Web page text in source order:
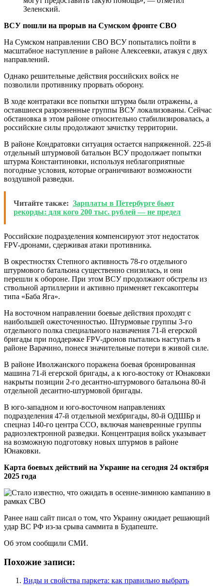
Зеленский.
ВСУ пошли на прорыв на Сумском фронте СВО
На Сумском направлении СВО ВСУ попытались пойти в
масштабное наступление в районе Алексеевки, атакуя с двух
направлений.
Однако решительные действия российских войск не
позволили противнику прорвать оборону.
В ходе контратаки все попытки штурма были отражены, а
оставшиеся разрозненные группы ВСУ локализованы. Сейчас
обстановка в этом районе относительно стабилизировалась, а
российские силы продолжают зачистку территории.
В районе Кондратовки ситуация остается напряженной. 225-й
отдельный штурмовой батальон ВСУ продолжает попытки
штурма Константиновки, используя неблагоприятные
погодные условия, которые ограничивают возможности
воздушной разведки.
Читайте также: Зарплаты в Петербурге бьют
рекорды: для кого 200 тыс. рублей — не предел
Российские подразделения компенсируют этот недостаток
FPV-дронами, сдерживая атаки противника.
В окрестностях Степного активность 78-го отдельного
штурмового батальона существенно снизилась, и они
перешли к обороне. При этом ВСУ продолжают обстрелы из
ствольной артиллерии и активно применяет гексакоптеры
типа «Баба Яга».
На восточном направлении боевые действия проходят с
наибольшей ожесточенностью. Штурмовые группы 3-го
отдельного полка специального назначения 71-й егерской
бригады при поддержке FPV-дронов пытались наступать в
районе Варачино, понеся значительные потери в живой силе.
В районе Иволжанского поражена боевая бронированная
машина 71-й егерской бригады, а к юго-востоку от Юнаковки
накрыты позиции 2-го десантно-штурмового батальона 80-й
отдельной десантно-штурмовой бригады.
В юго-западном и юго-восточном направлениях
подразделения 47-й отдельной мехбригады, 80-й ОДШБр и
спецназ 140-го центра ССО, включая маневренные группы
радиоэлектронной разведки. Концентрация войск указывает
на возможную подготовку новых штурмов в районе
Юнаковки.
Карта боевых действий на Украине на сегодня 24 октября
2025 года
Ранее наш сайт писал о том, что Украину ожидает решающий
удар ВС РФ из-за срыва саммита в Будапеште.
Об этом сообщили СМИ.
Похожие записи:
Виды и свойства паркета: как правильно выбрать